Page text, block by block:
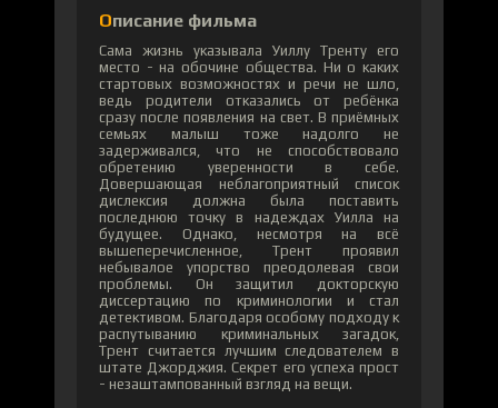
Описание фильма
Сама жизнь указывала Уиллу Тренту его
место - на обочине общества. Ни о каких
стартовых возможностях и речи не шло,
ведь родители отказались от ребёнка
сразу после появления на свет. В приёмных
семьях малыш тоже надолго не
задерживался, что не способствовало
обретению уверенности в себе.
Довершающая неблагоприятный список
дислексия должна была поставить
последнюю точку в надеждах Уилла на
будущее. Однако, несмотря на всё
вышеперечисленное, Трент проявил
небывалое упорство преодолевая свои
проблемы. Он защитил докторскую
диссертацию по криминологии и стал
детективом. Благодаря особому подходу к
распутыванию криминальных загадок,
Трент считается лучшим следователем в
штате Джорджия. Секрет его успеха прост
- незаштампованный взгляд на вещи.